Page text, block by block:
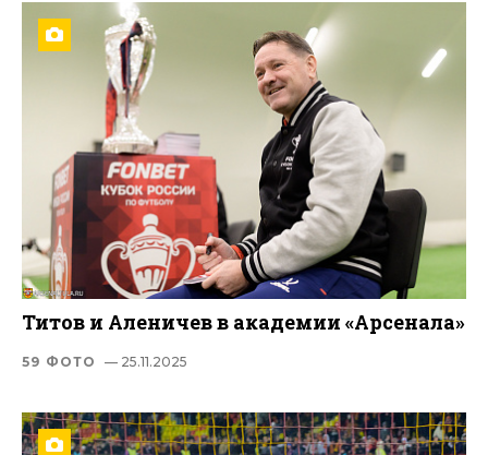
Титов и Аленичев в академии «Арсенала»
59 ФОТО — 25.11.2025